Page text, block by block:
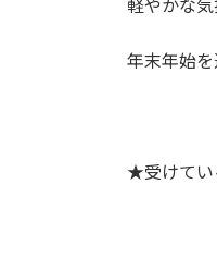
軽やかな
年末年始
★受けてい